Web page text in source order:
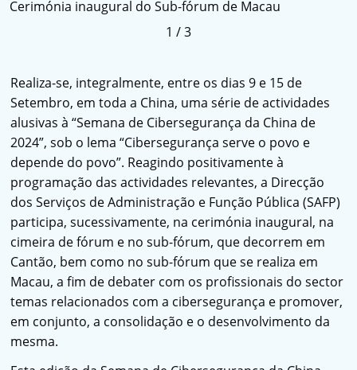
Cerimónia inaugural do Sub-fórum de Macau
1 /3
Realiza-se, integralmente, entre os dias 9 e 15 de
Setembro, em toda a China, uma série de actividades
alusivas à “Semana de Cibersegurança da China de
2024”, sob o lema “Cibersegurança serve o povo e
depende do povo”. Reagindo positivamente à
programação das actividades relevantes, a Direcção
dos Serviços de Administração e Função Pública (SAFP)
participa, sucessivamente, na cerimónia inaugural, na
cimeira de fórum e no sub-fórum, que decorrem em
Cantão, bem como no sub-fórum que se realiza em
Macau, a fim de debater com os profissionais do sector
temas relacionados com a cibersegurança e promover,
em conjunto, a consolidação e o desenvolvimento da
mesma.